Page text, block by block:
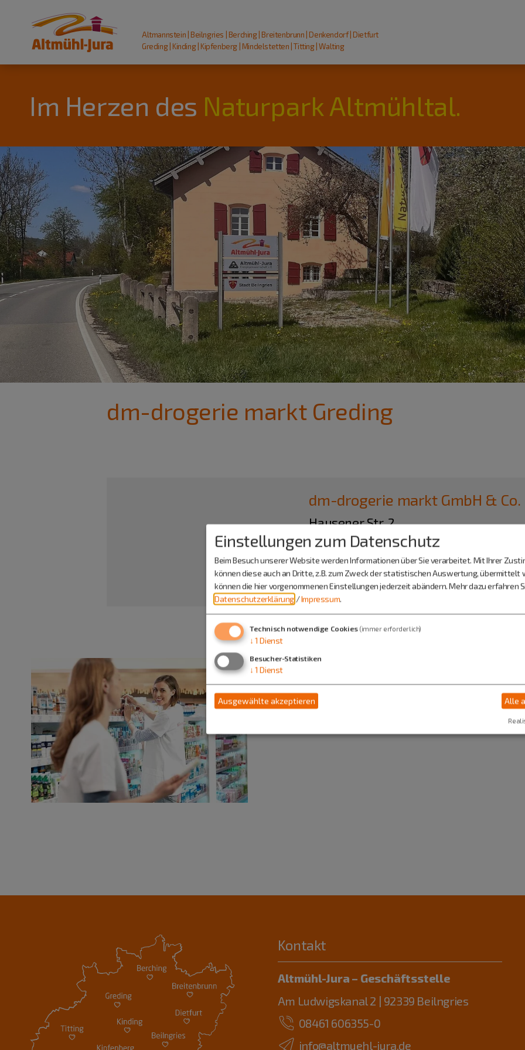
Altmannstein | Beilngries | Berching | Breitenbrunn | Denkendorf | Dietfurt
Greding | Kinding | Kipfenberg | Mindelstetten | Titting | Walting
Im Herzen des Naturpark Altmühltal.
dm-drogerie markt Greding
dm-drogerie markt GmbH & Co.
Hausener Str. 2
91171 Greding
08463 6029945
Kontakt
Altmühl-Jura – Geschäftsstelle
Am Ludwigskanal 2 | 92339 Beilngries
08461 606355-0
info@altmuehl-jura.de
Einstellungen zum Datenschutz
Beim Besuch unserer Website werden Informationen über Sie verarbeitet. Mit Ihrer
können diese auch an Dritte, z.B. zum Zweck der statistischen Auswertung, übermittelt
können die hier vorgenommenen Einstellungen jederzeit abändern. Mehr dazu erfahren
Datenschutzerklärung /Impressum.
Technisch notwendige Cookies (immer erforderlich)
↓ 1 Dienst
Besucher-Statistiken
↓ 1 Dienst
Ausgewählte akzeptieren Alle